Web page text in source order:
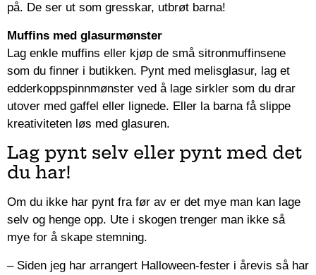
på. De ser ut som gresskar, utbrøt barna!
Muffins med glasurmønster
Lag enkle muffins eller kjøp de små sitronmuffinsene
som du finner i butikken. Pynt med melisglasur, lag et
edderkoppspinnmønster ved å lage sirkler som du drar
utover med gaffel eller lignede. Eller la barna få slippe
kreativiteten løs med glasuren.
Lag pynt selv eller pynt med det
du har!
Om du ikke har pynt fra før av er det mye man kan lage
selv og henge opp. Ute i skogen trenger man ikke så
mye for å skape stemning.
– Siden jeg har arrangert Halloween-fester i årevis så har